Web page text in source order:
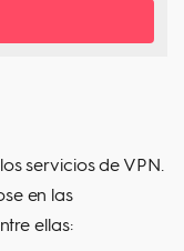
servicios de VPN.
en las
ellas: